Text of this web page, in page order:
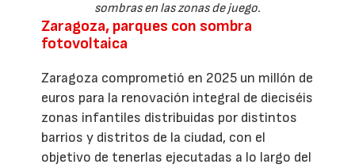
sombras en las zonas de juego.
Zaragoza, parques con sombra
fotovoltaica
Zaragoza comprometió en 2025 un millón de
euros para la renovación integral de dieciséis
zonas infantiles distribuidas por distintos
barrios y distritos de la ciudad, con el
objetivo de tenerlas ejecutadas a lo largo del